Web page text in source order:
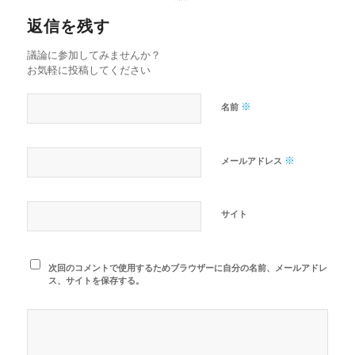
返信を残す
議論に参加してみませんか？
お気軽に投稿してください
名前 ※
メールアドレス ※
サイト
次回のコメントで使用するためブラウザーに自分の名前、メールアドレ
ス、サイトを保存する。